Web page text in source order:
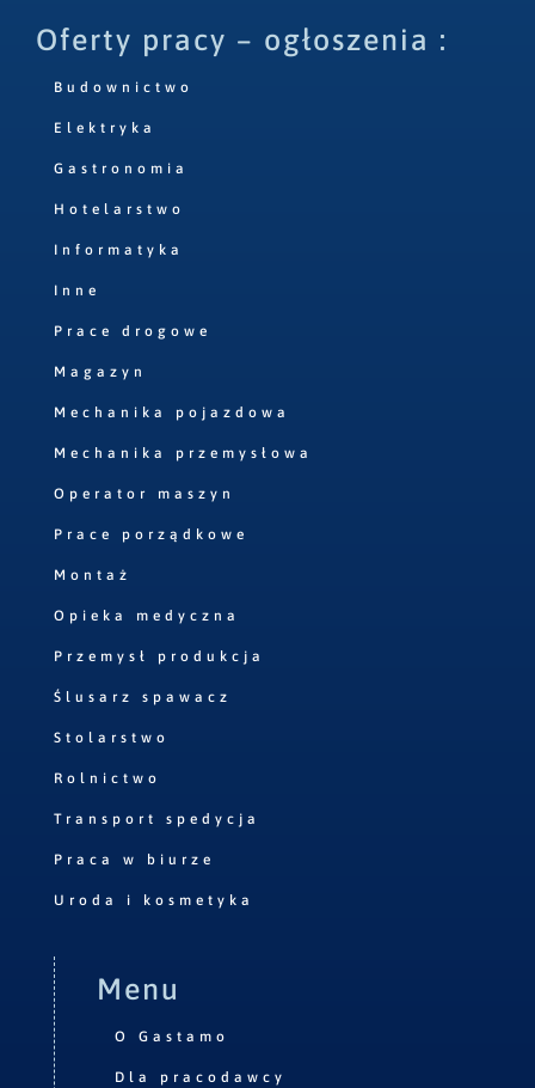
Oferty pracy – ogłoszenia :
Budownictwo
Elektryka
Gastronomia
Hotelarstwo
Informatyka
Inne
Prace drogowe
Magazyn
Mechanika pojazdowa
Mechanika przemysłowa
Operator maszyn
Prace porządkowe
Montaż
Opieka medyczna
Przemysł produkcja
Ślusarz spawacz
Stolarstwo
Rolnictwo
Transport spedycja
Praca w biurze
Uroda i kosmetyka
Menu
O Gastamo
Dla pracodawcy